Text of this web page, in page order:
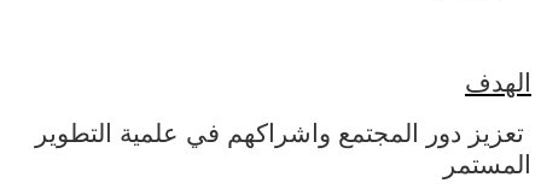
الهدف
تعزيز دور المجتمع واشراكهم في علمية التطوير
المستمر